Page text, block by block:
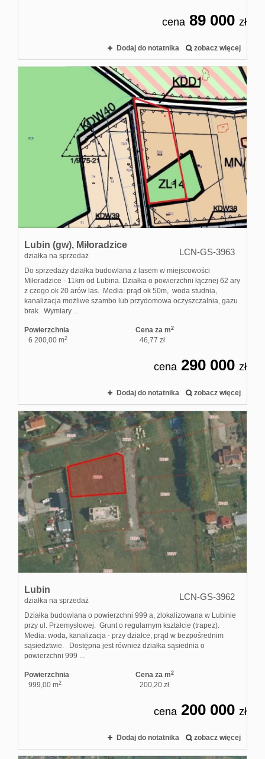
cena 89 000 zł
Dodaj do notatnika zobacz więcej
Lubin (gw), Miłoradzice
działka na sprzedaż LCN-GS-3963
Do sprzedaży działka budowlana z lasem w miejscowości
Miłoradzice - 11km od Lubina. Działka o powierzchni łącznej 62 ary
z czego ok 20 arów las. Media: prąd ok 50m, woda studnia,
kanalizacja możliwe szambo lub przydomowa oczyszczalnia, gazu
brak. Wymiary ...
Powierzchnia
6 200,00 m2
Cena za m2
46,77 zł
cena 290 000 zł
Dodaj do notatnika zobacz więcej
Lubin
działka na sprzedaż LCN-GS-3962
Działka budowlana o powierzchni 999 a, zlokalizowana w Lubinie
przy ul. Przemysłowej. Grunt o regularnym kształcie (trapez).
Media: woda, kanalizacja - przy działce, prąd w bezpośrednim
sąsiedztwie. Dostępna jest również działka sąsiednia o
powierzchni 999 ...
Powierzchnia
999,00 m2
Cena za m2
200,20 zł
cena 200 000 zł
Dodaj do notatnika zobacz więcej